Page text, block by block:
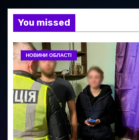
You missed
НОВИНИ ОБЛАСТІ